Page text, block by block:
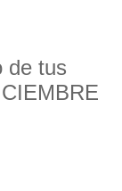
de tus